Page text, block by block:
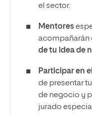
el sector.
Mentores
acompañarán
de tu idea de
Participar en el
de presentar
de negocio y
jurado